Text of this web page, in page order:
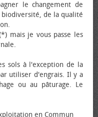
le changement de
de la qualité
mais je vous passe les
sols à l'exception de la
utiliser d'engrais. Il y a
ou au pâturage. Le
en Commun